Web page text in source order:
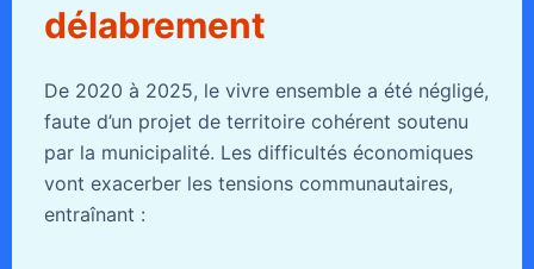
délabrement
De 2020 à 2025, le vivre ensemble a été négligé,
faute d’un projet de territoire cohérent soutenu
par la municipalité. Les difficultés économiques
vont exacerber les tensions communautaires,
entraînant :